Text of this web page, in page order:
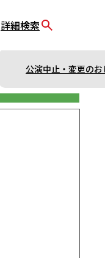
詳細検索
公演中止・変更のお